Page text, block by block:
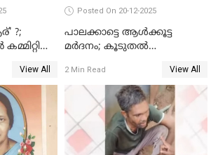
?;
View All
Posted On 20-12-2025
പാലക്കാട്ടെ ആള്‍ക്കൂട്ട
മര്‍ദനം; കൂടുതല്‍
അംഗ സംഘമെന്ന് വിവരം
2 Min Read View All